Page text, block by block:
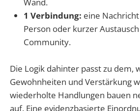
1 Verbindung: eine
Person oder kurzer
Community.
Die Logik dahinter passt zu dem,
Gewohnheiten und Verstärkung
wiederholte Handlungen bauen
auf. Eine evidenzbasierte